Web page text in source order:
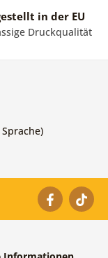
in der EU
Druckqualität